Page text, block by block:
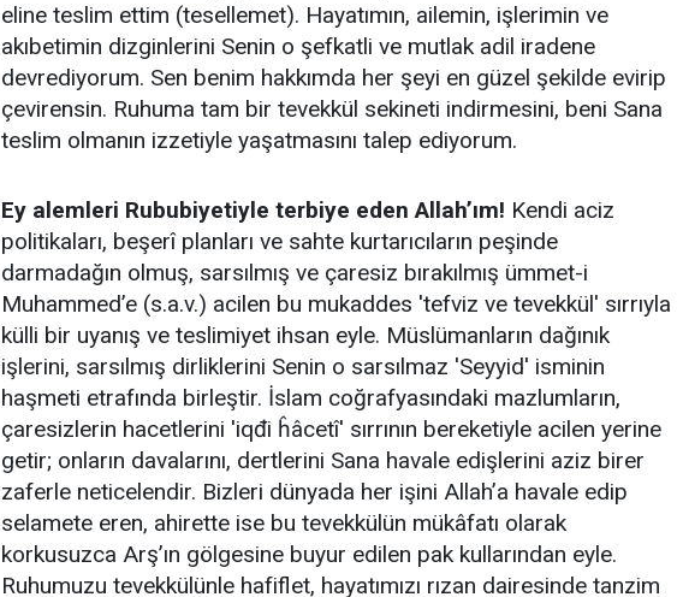
eline teslim ettim (tesellemet). Hayatımın, ailemin, işlerimin ve
akıbetimin dizginlerini Senin o şefkatli ve mutlak adil iradene
devrediyorum. Sen benim hakkımda her şeyi en güzel şekilde evirip
çevirensin. Ruhuma tam bir tevekkül sekineti indirmesini, beni Sana
teslim olmanın izzetiyle yaşatmasını talep ediyorum.
Ey alemleri Rububiyetiyle terbiye eden Allah’ım! Kendi aciz
politikaları, beşerî planları ve sahte kurtarıcıların peşinde
darmadağın olmuş, sarsılmış ve çaresiz bırakılmış ümmet-i
Muhammed’e (s.a.v.) acilen bu mukaddes 'tefviz ve tevekkül' sırrıyla
külli bir uyanış ve teslimiyet ihsan eyle. Müslümanların dağınık
işlerini, sarsılmış dirliklerini Senin o sarsılmaz 'Seyyid' isminin
haşmeti etrafında birleştir. İslam coğrafyasındaki mazlumların,
çaresizlerin hacetlerini 'iqđi ĥâcetî' sırrının bereketiyle acilen yerine
getir; onların davalarını, dertlerini Sana havale edişlerini aziz birer
zaferle neticelendir. Bizleri dünyada her işini Allah’a havale edip
selamete eren, ahirette ise bu tevekkülün mükâfatı olarak
korkusuzca Arş’ın gölgesine buyur edilen pak kullarından eyle.
Ruhumuzu tevekkülünle hafiflet, hayatımızı rızan dairesinde tanzim